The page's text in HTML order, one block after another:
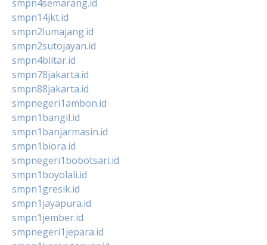
smpn4semarang.id
smpn14jkt.id
smpn2lumajang.id
smpn2sutojayan.id
smpn4blitar.id
smpn78jakarta.id
smpn88jakarta.id
smpnegeri1ambon.id
smpn1bangil.id
smpn1banjarmasin.id
smpn1biora.id
smpnegeri1bobotsari.id
smpn1boyolali.id
smpn1gresik.id
smpn1jayapura.id
smpn1jember.id
smpnegeri1jepara.id